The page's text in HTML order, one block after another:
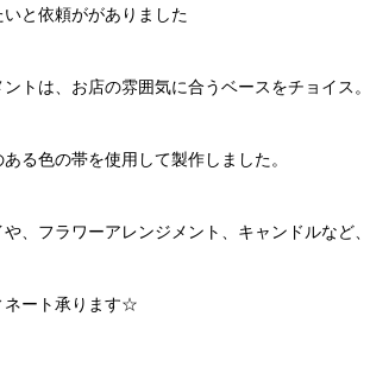
と依頼ががありました
トは、お店の雰囲気に合うベースをチョイス
る色の帯を使用して製作しました。
、フラワーアレンジメント、キャンドルなど
ネート承ります☆